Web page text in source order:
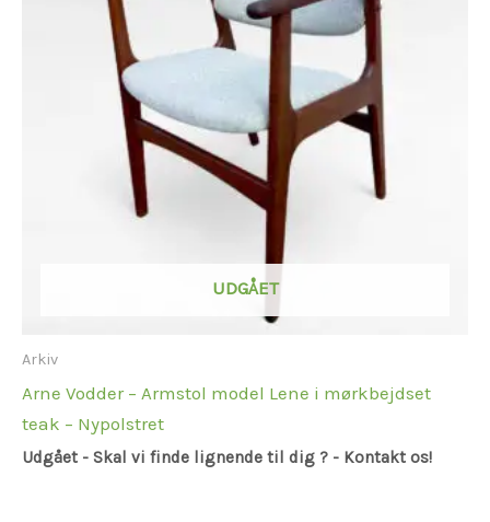
UDGÅET
Arkiv
Arne Vodder – Armstol model Lene i mørkbejdset
teak – Nypolstret
Udgået - Skal vi finde lignende til dig ? - Kontakt os!